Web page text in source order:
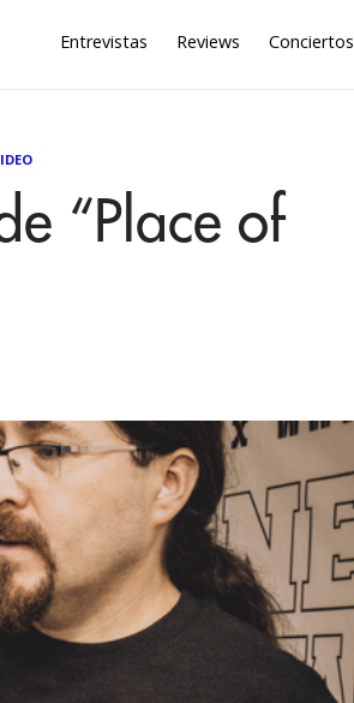
Entrevistas Reviews Conciertos
“Place of